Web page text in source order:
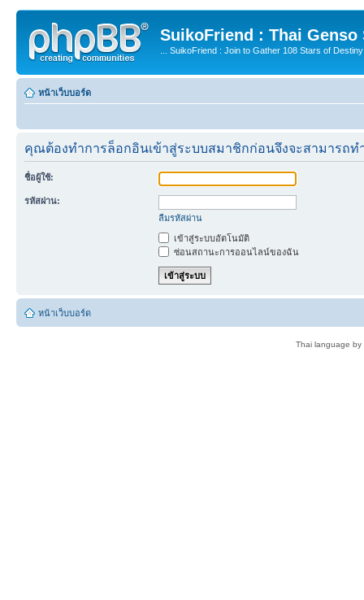
SuikoFriend : Thai Genso
... SuikoFriend : Join to Gather 108 Stars of
หน้าเว็บบอร์ด
คุณต้องทำการล็อกอินเข้าสู่ระบบสมาชิกก่อนจึงจะสามารถท
ชื่อผู้ใช้:
รหัสผ่าน:
ลืมรหัสผ่าน
เข้าสู่ระบบอัตโนมัติ
ซ่อนสถานะการออนไลน์ของฉัน
หน้าเว็บบอร์ด
Thai language by